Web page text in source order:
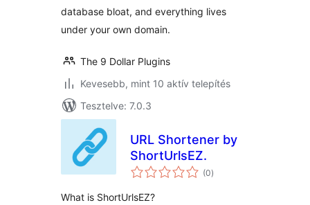
database bloat, and everything lives
under your own domain.
The 9 Dollar Plugins
Kevesebb, mint 10 aktív telepítés
Tesztelve: 7.0.3
URL Shortener by
ShortUrlsEZ.
(0értékelés
összesen
)
What is ShortUrlsEZ?